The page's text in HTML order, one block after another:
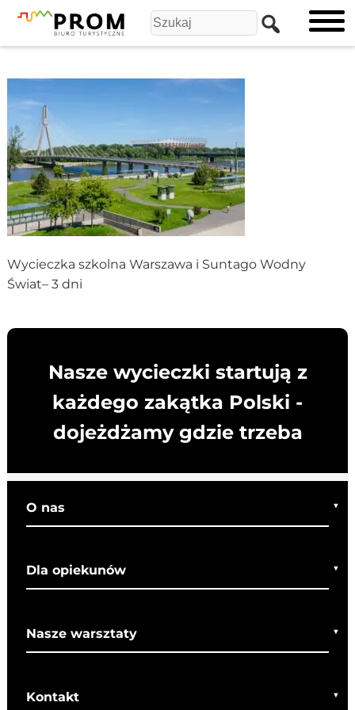
Wycieczka szkolna Warszawa i Suntago Wodny
Świat– 3 dni
Nasze wycieczki startują z
każdego zakątka Polski -
dojeżdżamy gdzie trzeba
O nas
Co o nas mówią
Dla opiekunów
Bezpieczeństwo
Nasze warsztaty
Warsztaty wielkanocne
Kontakt